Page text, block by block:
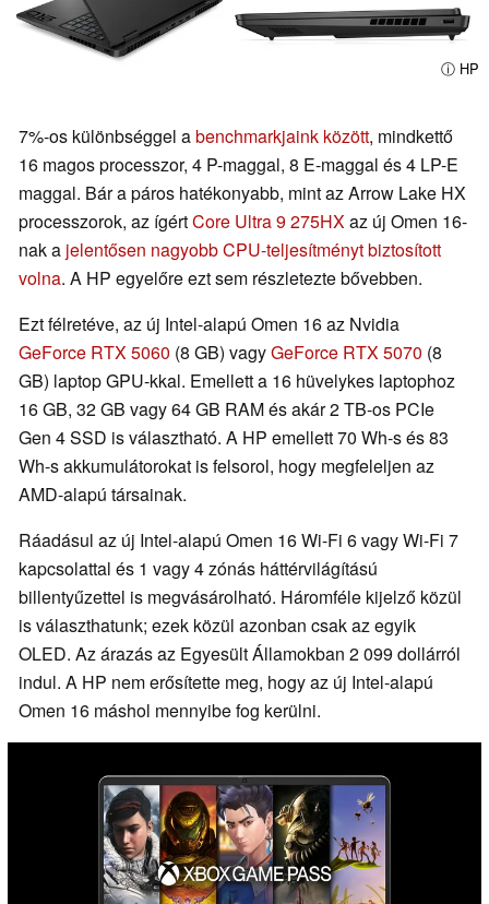
ⓘ HP
7%-os különbséggel abenchmarkjaink között, mindkettő
16 magos processzor, 4 P-maggal, 8 E-maggal és 4 LP-E
maggal. Bár a páros hatékonyabb, mint az Arrow Lake HX
processzorok, az ígértCore Ultra 9 275HX az új Omen 16-
nak a jelentősen nagyobb CPU-teljesítményt biztosított
volna. A HP egyelőre ezt sem részletezte bővebben.
Ezt félretéve, az új Intel-alapú Omen 16 az Nvidia
GeForce RTX 5060 (8 GB) vagyGeForce RTX 5070 (8
GB) laptop GPU-kkal. Emellett a 16 hüvelykes laptophoz
16 GB, 32 GB vagy 64 GB RAM és akár 2 TB-os PCIe
Gen 4 SSD is választható. A HP emellett 70 Wh-s és 83
Wh-s akkumulátorokat is felsorol, hogy megfeleljen az
AMD-alapú társainak.
Ráadásul az új Intel-alapú Omen 16 Wi-Fi 6 vagy Wi-Fi 7
kapcsolattal és 1 vagy 4 zónás háttérvilágítású
billentyűzettel is megvásárolható. Háromféle kijelző közül
is választhatunk; ezek közül azonban csak az egyik
OLED. Az árazás az Egyesült Államokban 2 099 dollárról
indul. A HP nem erősítette meg, hogy az új Intel-alapú
Omen 16 máshol mennyibe fog kerülni.